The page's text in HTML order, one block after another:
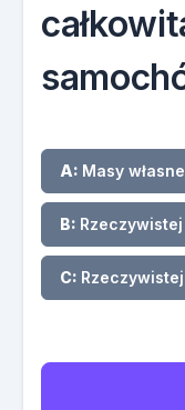
A: Masy
B:
C: